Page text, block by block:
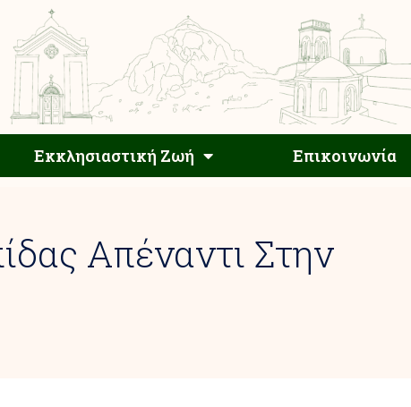
Εκκλησιαστική Ζωή Επικοινωνία
Εκκλησιαστική Ζωή Επικοινωνία
Απέναντι Στην